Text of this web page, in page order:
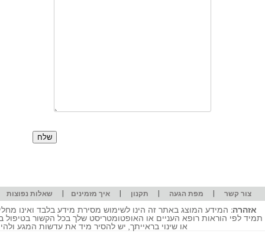
צור קשר | מפת הגעה | תקנון |איך מזמינים | שאלות נפוצות
אזהרה: המידע המוצג באתר זה הינו לשימוש מסירת מידע בלבד ואינו
תמיד לפי הוראות רופא העניים או האופטומטריסט שלך בכל הקשור
או שינוי בראייתך, יש להסיר מיד את עדשות המגע